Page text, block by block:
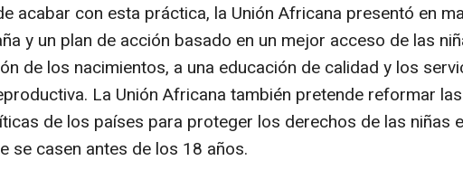
acabar con esta práctica, la Unión Africana presentó en
y un plan de acción basado en un mejor acceso de las
de los nacimientos, a una educación de calidad y los
La Unión Africana también pretende reformar las
de los países para proteger los derechos de las niñas e
se casen antes de los 18 años.